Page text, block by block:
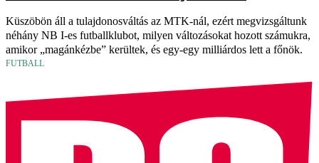
Küszöbön áll a tulajdonosváltás az MTK-nál, ezért megvizsgáltunk
néhány NB I-es futballklubot, milyen változásokat hozott számukra,
amikor „magánkézbe” kerültek, és egy-egy milliárdos lett a főnök.
FUTBALL